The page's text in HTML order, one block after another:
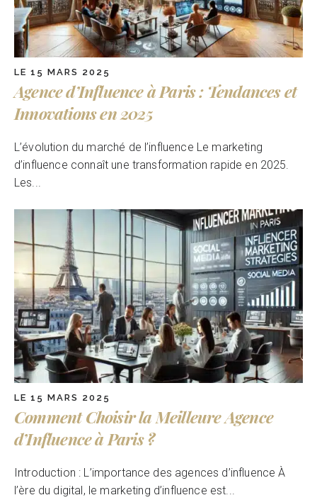
LE 15 MARS 2025
Agence d’Influence à Paris : Tendances et
Innovations en 2025
L’évolution du marché de l’influence Le marketing
d’influence connaît une transformation rapide en 2025.
Les...
LE 15 MARS 2025
Comment Choisir la Meilleure Agence
d’Influence à Paris ?
Introduction : L’importance des agences d’influence À
l’ère du digital, le marketing d’influence est...